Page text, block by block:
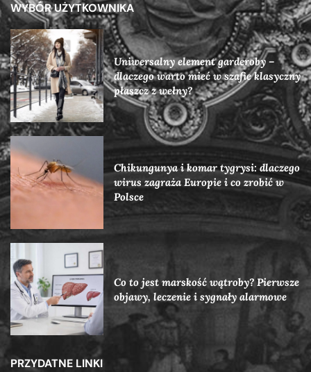
WYBÓR UŻYTKOWNIKA
Uniwersalny element garderoby –
dlaczego warto mieć w szafie klasyczny
płaszcz z wełny?
Chikungunya i komar tygrysi: dlaczego
wirus zagraża Europie i co zrobić w
Polsce
Co to jest marskość wątroby? Pierwsze
objawy, leczenie i sygnały alarmowe
PRZYDATNE LINKI